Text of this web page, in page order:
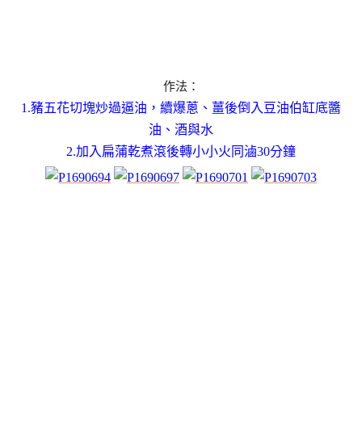
作法：
1.豬五花切塊炒過逼油，續爆蔥、薑後倒入 豆油伯缸底醬
油 、 酒與水
2.加入扁蒲乾煮滾後轉小小火同滷30分鐘